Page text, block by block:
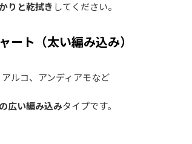
りと乾拭き してください。
ート（太い編み込み）
ルコ、アンディアモなど
広い編み込みタイプです。